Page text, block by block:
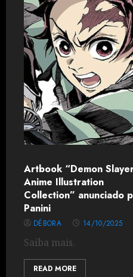
Artbook “Demon
Anime Illustration
Collection” anunciado
Panini
DÉBORA 14/10/2025
Saiba mais.
READ MORE